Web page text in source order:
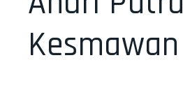
Kesmawan